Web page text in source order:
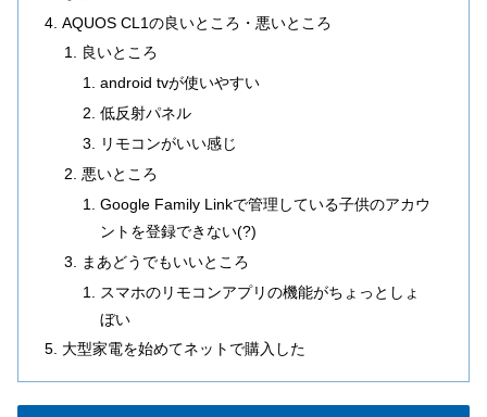
AQUOS CL1の良いところ・悪いところ
良いところ
android tvが使いやすい
低反射パネル
リモコンがいい感じ
悪いところ
Google Family Linkで管理している子供のアカウ
ントを登録できない(?)
まあどうでもいいところ
スマホのリモコンアプリの機能がちょっとしょ
ぼい
大型家電を始めてネットで購入した